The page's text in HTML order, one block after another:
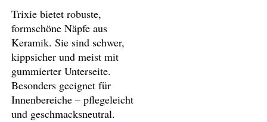
Trixie bietet robuste,
formschöne Näpfe aus
Keramik. Sie sind schwer,
kippsicher und meist mit
gummierter Unterseite.
Besonders geeignet für
Innenbereiche – pflegeleicht
und geschmacksneutral.